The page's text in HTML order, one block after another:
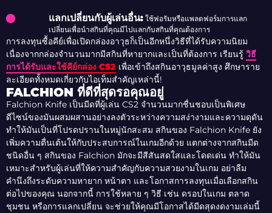
แลกเปลี่ยนกับผู้เล่นอื่น: ใช้ฟอรัมหรือแพลตฟอร์มการแลก
เปลี่ยนเพื่อนำสกินที่คุณมีไปแลกกับสกินที่คุณต้องการ
การลงทุนซื้อคีย์เพื่อเปิดกล่องอาวุธก็เป็นอีกหนึ่งวิธีที่ได้รับความนิยม
เนื่องจากกล่องจำนวนมากมีสกินที่หายากและเป็นที่ต้องการ เรียนรู้ วิธี
การได้รับและใช้คีย์กล่อง CS2 เพื่อเข้าถึงสกินอาวุธมูลค่าสูง ศึกษาราย
ละเอียดทั้งหมดเกี่ยวกับไอเท็มสำคัญเหล่านี้!
FALCHION ที่ดีที่สุดรอคุณอยู่
Falchion Knife เป็นมีดที่ผู้เล่น CS2 จำนวนมากชื่นชอบเป็นพิเศษ
ดีไซน์ของมันผสมผสานอย่างลงตัวระหว่างความสง่างามและความดุดัน
ทำให้มันเป็นที่โปรดปรานในหมู่นักสะสม สกินของ Falchion Knife ยัง
เพิ่มความตื่นเต้นให้กับประสบการณ์ในเกมอีกด้วย แตกต่างจากสกินมีด
ชนิดอื่น ๆ สกินของ Falchion มักจะมีสีสันสดใสและโดดเด่น ทำให้มัน
เหมาะสำหรับผู้เล่นที่ให้ความสำคัญกับความสวยงามในเกม อย่าลืม
คำนึงถึงระดับความหายาก หน้าตา และโอกาสการลงทุนเมื่อเลือกสกิน
ต่อไปของคุณ นอกจากนี้ การใช้หลาย ๆ วิธี เช่น ดรอปในเกม ตลาด
ชุมชน หรือการแลกเปลี่ยน จะช่วยให้คุณมีโอกาสได้มีดสุดงดงามเล่มนี้